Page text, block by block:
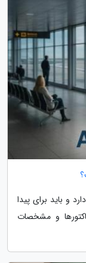
و باید برای پیدا
و مشخصات